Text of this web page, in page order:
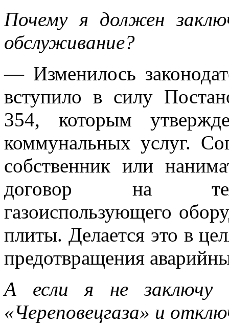
Почему я должен
обслуживание?
— Изменилось
вступило в силу
354, которым
коммунальных услуг.
собственник или
договор на
газоиспользующего
плиты. Делается это в
предотвращения
А если я не заключу
«Череповецгаза» и